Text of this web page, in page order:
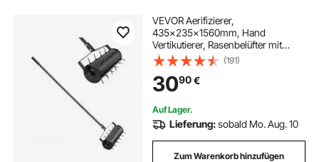
VEVOR Aerifizierer,
435x235x1560mm, Hand
Vertikutierer, Rasenbelüfter mit
abnehmbarem Griff und 27
Eisenspikes, Rasenlüfter für
verdichtete Böden und
Rasenflächen im Garten, Terrasse,
Hof, Schwarz
(191)
3090€
Auf Lager.
Lieferung:sobald Mo. Aug. 10
Zum Warenkorb hinzufügen